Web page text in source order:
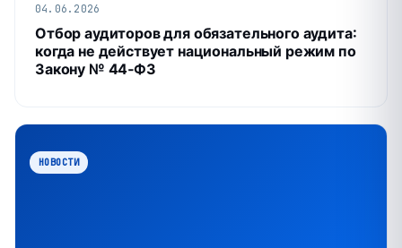
04.06.2026
Отбор аудиторов для обязательного аудита:
когда не действует национальный режим по
Закону № 44‑ФЗ
НОВОСТИ